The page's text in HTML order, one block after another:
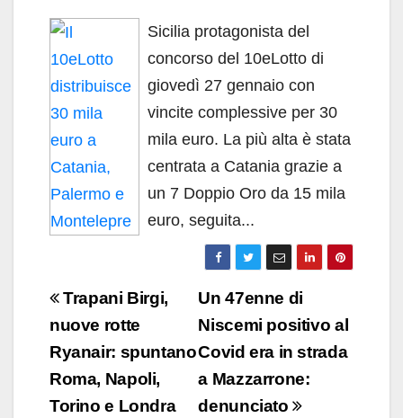
Sicilia protagonista del
concorso del 10eLotto di
giovedì 27 gennaio con
vincite complessive per 30
mila euro. La più alta è stata
centrata a Catania grazie a
un 7 Doppio Oro da 15 mila
euro, seguita...
Navigazione
articoli
Un 47enne di
Niscemi positivo al
Covid era in strada
a Mazzarrone:
denunciato
Trapani Birgi,
nuove rotte
Ryanair: spuntano
Roma, Napoli,
Torino e Londra